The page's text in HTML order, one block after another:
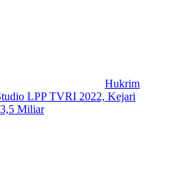
Hukrim
LPP TVRI 2022, Kejari
Miliar